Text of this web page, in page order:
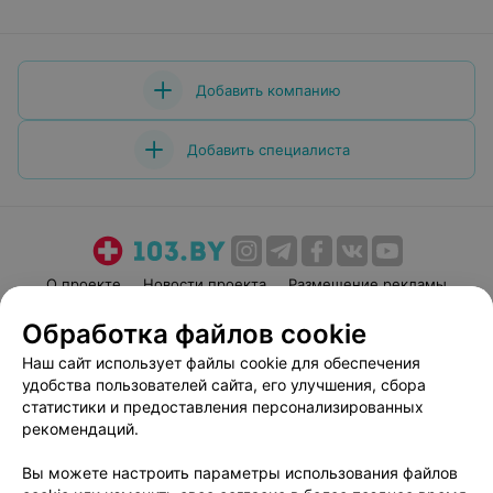
Добавить компанию
Добавить специалиста
О проекте Новости проекта
Размещение рекламы
Пользовательское соглашение
Способы оплаты
Вакансии
Партнеры
Написать руководителю 103.by
Персональные настройки cookie
Обработка файлов cookie
Наш сайт использует файлы cookie для обеспечения
удобства пользователей сайта, его улучшения, сбора
статистики и предоставления персонализированных
рекомендаций.
Вы можете настроить параметры использования файлов